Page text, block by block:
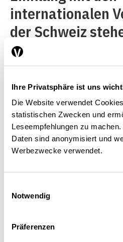
Ihre Privatsphäre ist uns
Die Website verwendet
statistischen Zwecken und
Leseempfehlungen zu
Daten sind anonymisiert und
Werbezwecke verwendet.
Notwendig
Präferenzen
internationalen
der Schweiz
schliesslich sind
Interessen der
der nationalen
berücksichtigen.
vor allem darum,
Autonomie für die
Armee bei der
Rüstungsgütern
sicherzustellen.
na­tionalen Markt